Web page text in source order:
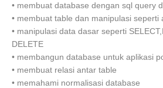
• membuat database dengan sql query
• membuat table dan manipulasi seperti
• manipulasi data dasar seperti
DELETE
• membangun database untuk aplikasi
• membuat relasi antar table
• memahami normalisasi database